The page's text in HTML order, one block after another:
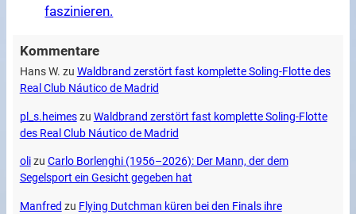
faszinieren.
Kommentare
Hans W. zu Waldbrand zerstört fast komplette Soling-Flotte des
Real Club Náutico de Madrid
pl_s.heimeszu Waldbrand zerstört fast komplette Soling-Flotte
des Real Club Náutico de Madrid
olizu Carlo Borlenghi (1956–2026): Der Mann, der dem
Segelsport ein Gesicht gegeben hat
Manfred zu Flying Dutchman küren bei den Finals ihre